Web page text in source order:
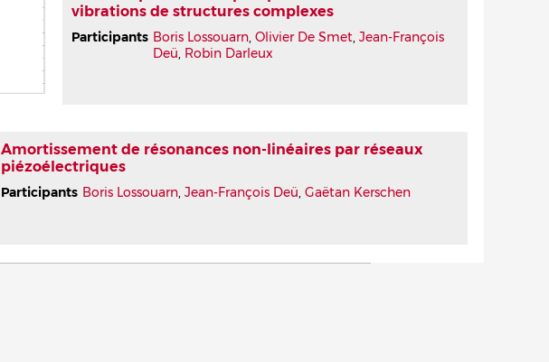
vibrations de structures complexes
Participants Boris Lossouarn, Olivier De Smet, Jean-François
Deü, Robin Darleux
Amortissement de résonances non-linéaires par réseaux
piézoélectriques
Participants Boris Lossouarn, Jean-François Deü, Gaëtan Kerschen